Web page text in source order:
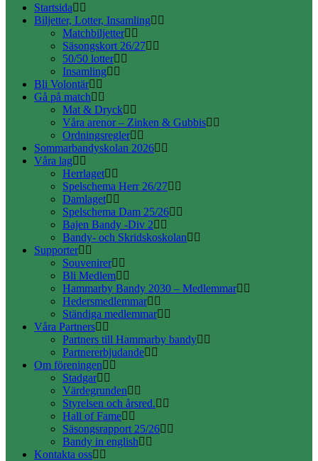
Startsida
Biljetter, Lotter, Insamling
Matchbiljetter
Säsongskort 26/27
50/50 lotter
Insamling
Bli Volontär
Gå på match
Mat & Dryck
Våra arenor – Zinken & Gubbis
Ordningsregler
Sommarbandyskolan 2026
Våra lag
Herrlaget
Spelschema Herr 26/27
Damlaget
Spelschema Dam 25/26
Bajen Bandy -Div 2
Bandy- och Skridskoskolan
Supporter
Souvenirer
Bli Medlem
Hammarby Bandy 2030 – Medlemmar
Hedersmedlemmar
Ständiga medlemmar
Våra Partners
Partners till Hammarby bandy
Partnererbjudande
Om föreningen
Stadgar
Värdegrunden
Styrelsen och årsred.
Hall of Fame
Säsongsrapport 25/26
Bandy in english
Kontakta oss